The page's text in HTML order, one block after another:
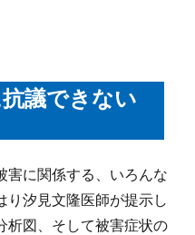
議できない
害に関係する、いろんな
り汐見文隆医師が提示し
析図、そして被害症状の